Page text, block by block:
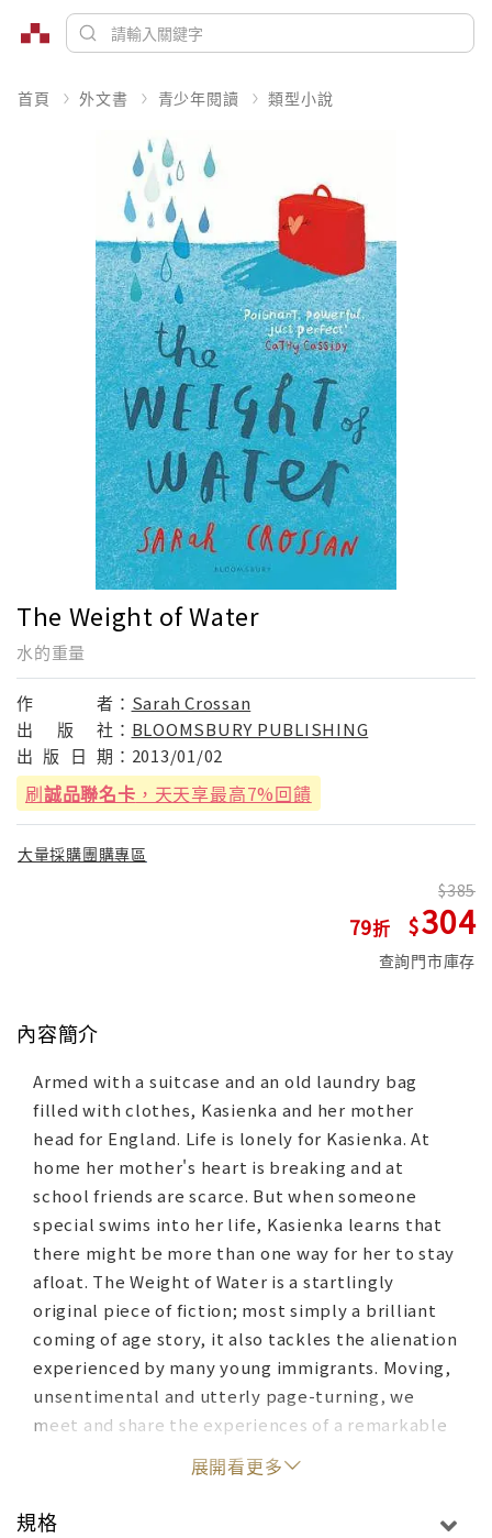
首頁 外文書 青少年閱讀 類型小說
The Weight of Water
水的重量
作 者： Sarah Crossan
出
版 社： BLOOMSBURY PUBLISHING
出 版 日 期： 2013/01/02
刷誠品聯名卡 ，天天享最高7%回饋
大量採購團購專區
79
385
304
查詢門市庫存
內容簡介
Armed with a suitcase and an old laundry bag
filled with clothes, Kasienka and her mother
head for England. Life is lonely for Kasienka. At
home her mother's heart is breaking and at
school friends are scarce. But when someone
special swims into her life, Kasienka learns that
there might be more than one way for her to stay
afloat. The Weight of Water is a startlingly
original piece of fiction; most simply a brilliant
coming of age story, it also tackles the alienation
experienced by many young immigrants. Moving,
unsentimental and utterly page-turning, we
meet and share the experiences of a remarkable
girl who shows us how quiet courage prevails.
展開看更多
規格